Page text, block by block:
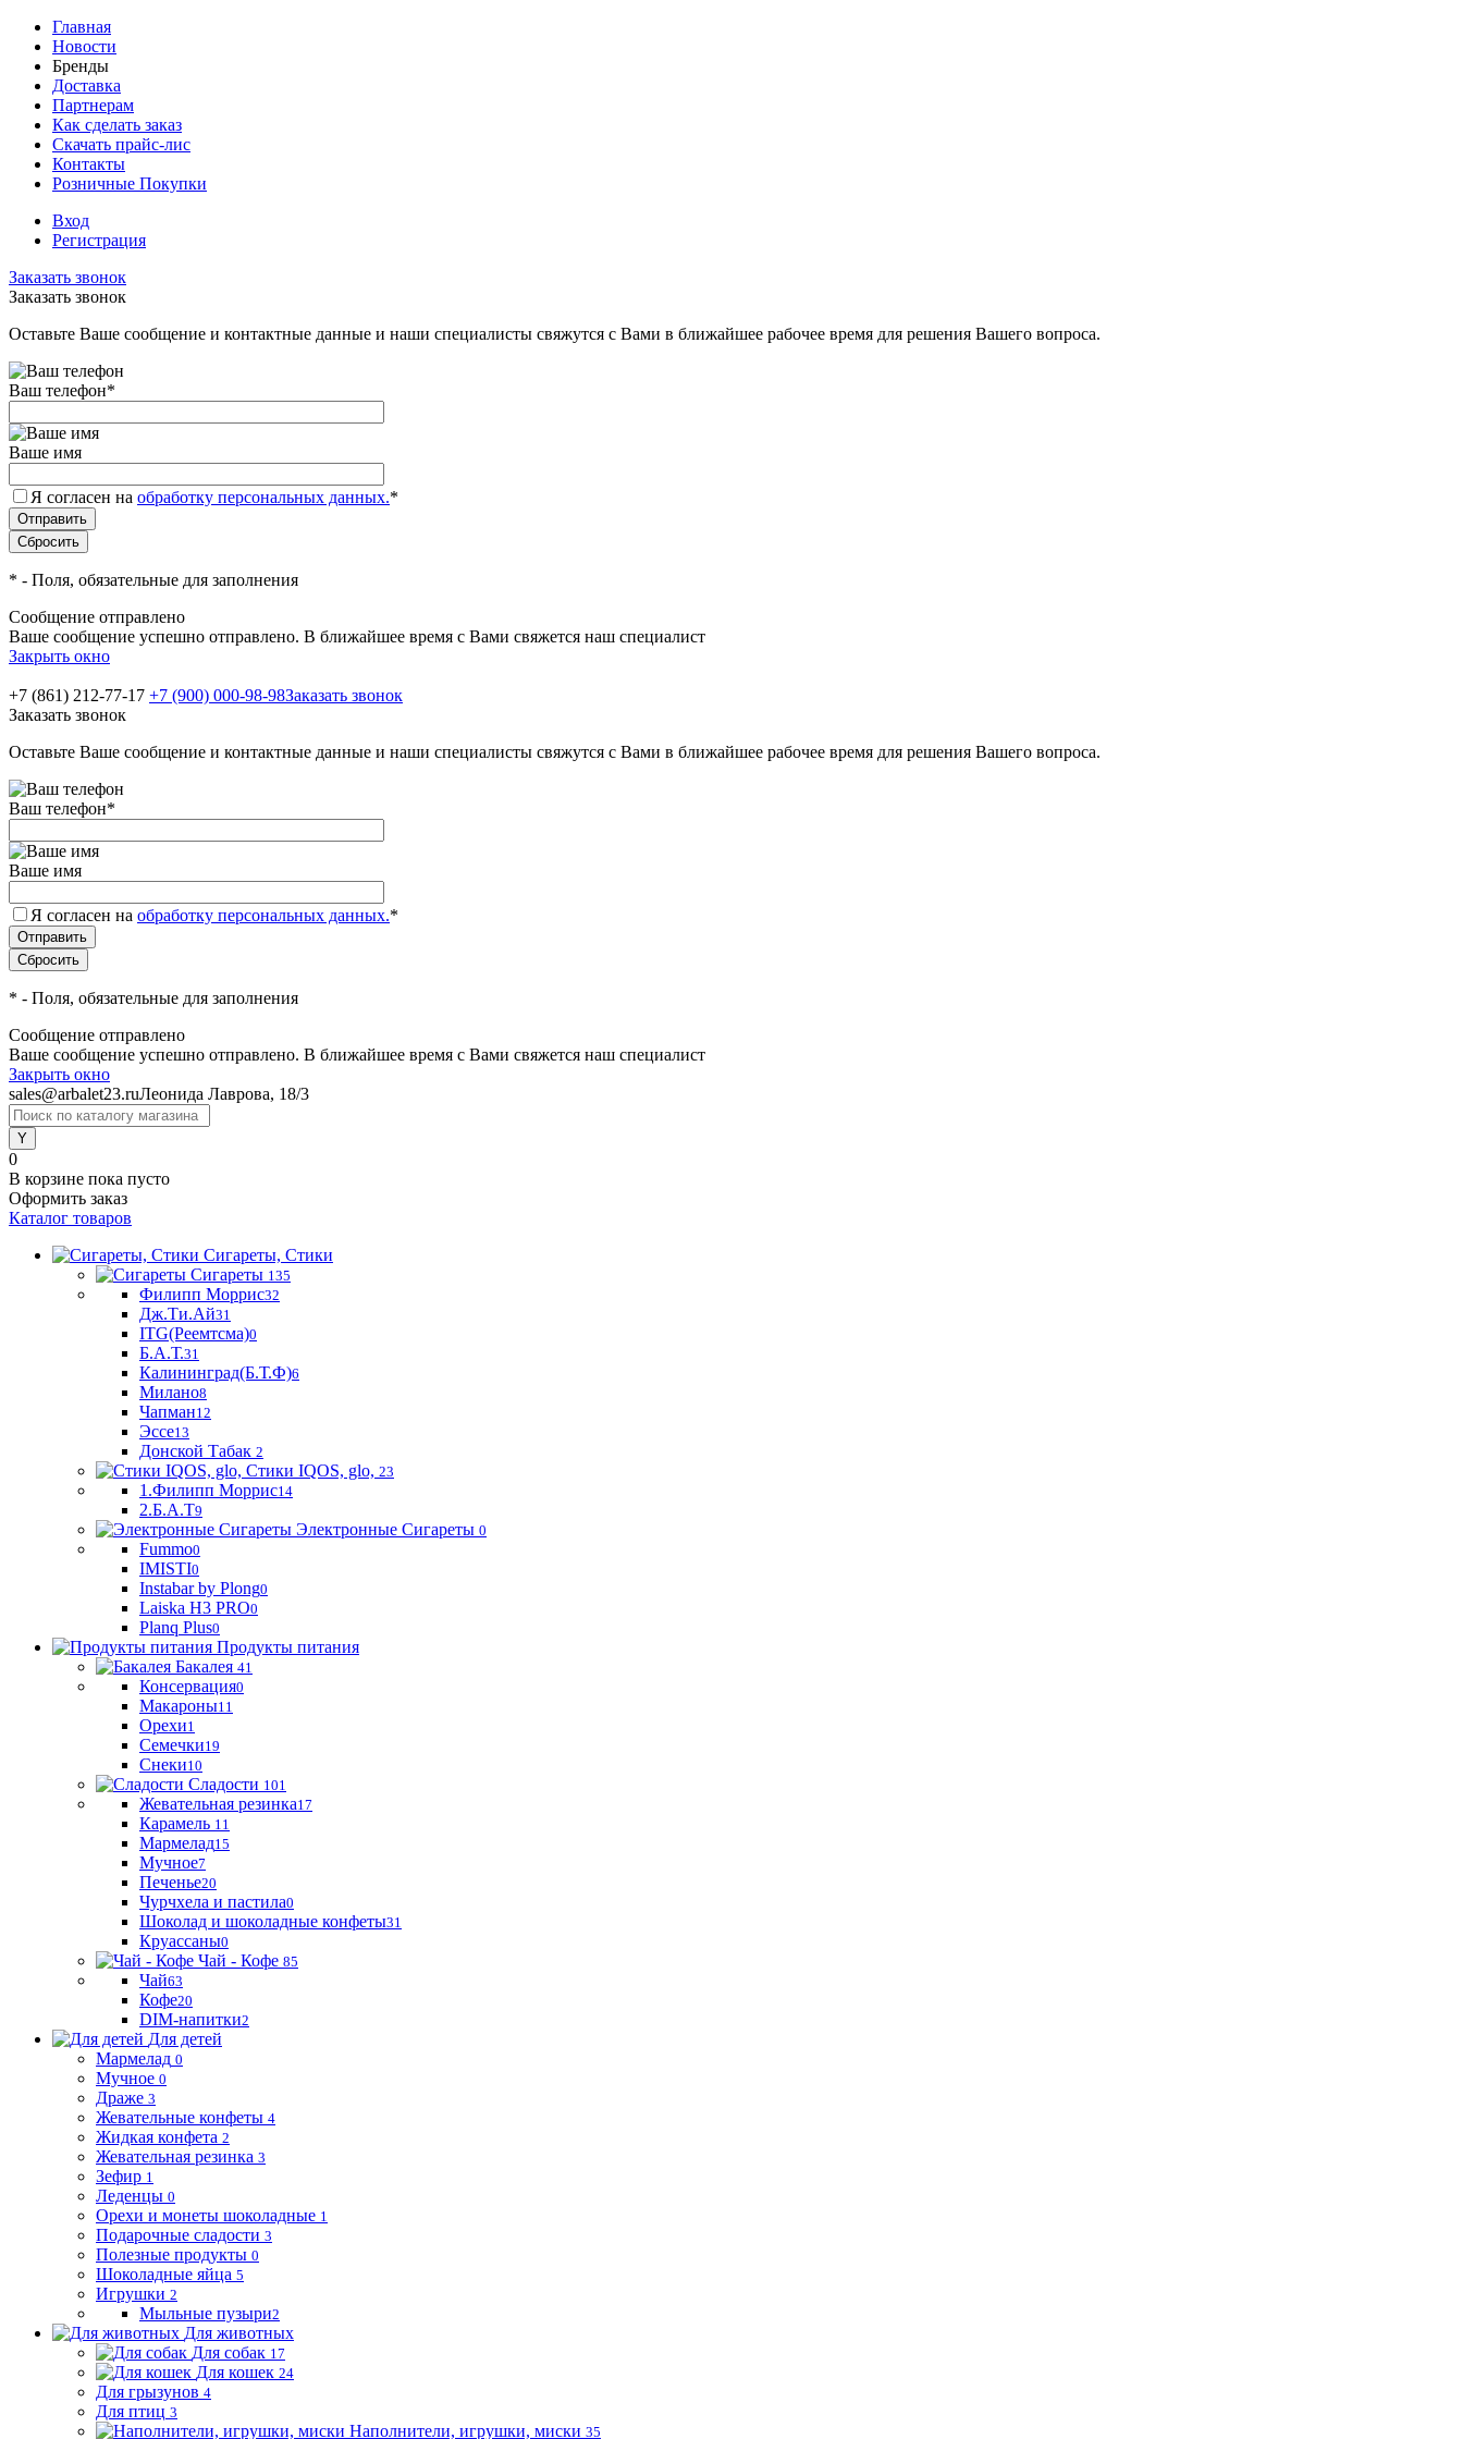
Главная
Новости
Бренды
Доставка
Партнерам
Как сделать заказ
Скачать прайс-лис
Контакты
Розничные Покупки
Вход
Регистрация
Заказать звонок
Заказать звонок
Оставьте Ваше сообщение и контактные данные и наши специалисты свяжутся с Вами в ближайшее рабочее время для решения Вашего вопроса.
Ваш телефон*
Ваше имя
Я согласен на обработку персональных данных.*
* - Поля, обязательные для заполнения
Сообщение отправлено
Ваше сообщение успешно отправлено. В ближайшее время с Вами свяжется наш специалист
Закрыть окно
+7 (861) 212-77-17 +7 (900) 000-98-98Заказать звонок
Заказать звонок
Оставьте Ваше сообщение и контактные данные и наши специалисты свяжутся с Вами в ближайшее рабочее время для решения Вашего вопроса.
Ваш телефон*
Ваше имя
Я согласен на обработку персональных данных.*
* - Поля, обязательные для заполнения
Сообщение отправлено
Ваше сообщение успешно отправлено. В ближайшее время с Вами свяжется наш специалист
Закрыть окно
sales@arbalet23.ruЛеонида Лаврова, 18/3
0
В корзине пока пусто
Оформить заказ
Каталог товаров
Сигареты, Стики
Сигареты 135
Филипп Моррис32
Дж.Ти.Ай31
ITG(Реемтсма)0
Б.А.Т.31
Калининград(Б.Т.Ф)6
Милано8
Чапман12
Эссе13
Донской Табак 2
Стики IQOS, glo, 23
1.Филипп Моррис14
2.Б.А.Т9
Электронные Сигареты 0
Fummo0
IMISTI0
Instabar by Plong0
Laiska H3 PRO0
Planq Plus0
Продукты питания
Бакалея 41
Консервация0
Макароны11
Орехи1
Семечки19
Снеки10
Сладости 101
Жевательная резинка17
Карамель 11
Мармелад15
Мучное7
Печенье20
Чурчхела и пастила0
Шоколад и шоколадные конфеты31
Круассаны0
Чай - Кофе 85
Чай63
Кофе20
DIM-напитки2
Для детей
Мармелад 0
Мучное 0
Драже 3
Жевательные конфеты 4
Жидкая конфета 2
Жевательная резинка 3
Зефир 1
Леденцы 0
Орехи и монеты шоколадные 1
Подарочные сладости 3
Полезные продукты 0
Шоколадные яйца 5
Игрушки 2
Мыльные пузыри2
Для животных
Для собак 17
Для кошек 24
Для грызунов 4
Для птиц 3
Наполнители, игрушки, миски 35